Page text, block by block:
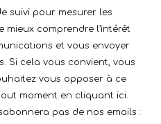
suivi pour mesurer les
comprendre l’intérêt
et vous envoyer
Si cela vous convient, vous
vous opposer à ce
moment en cliquant ici.
pas de nos emails :